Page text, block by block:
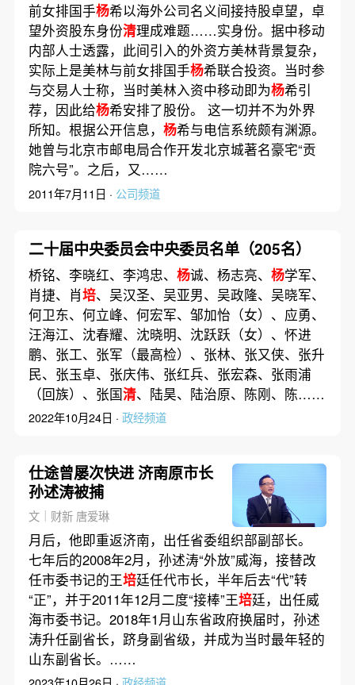
前女排国手杨希以海外公司名义间接持股卓望，卓
望外资股东身份清理成难题……实身份。据中移动
内部人士透露，此间引入的外资方美林背景复杂，
实际上是美林与前女排国手杨希联合投资。当时参
与交易人士称，当时美林入资中移动即为杨希引
荐，因此给杨希安排了股份。 这一切并不为外界
所知。根据公开信息， 杨希与电信系统颇有渊源。
她曾与北京市邮电局合作开发北京城著名豪宅“贡
院六号”。之后，又……
2011年7月11日 · 公司频道
二十届中央委员会中央委员名单（205名）
桥铭、李晓红、李鸿忠、 杨诚、杨志亮、 杨学军、
肖捷、肖培、吴汉圣、吴亚男、吴政隆、吴晓军、
何卫东、何立峰、何宏军、邹加怡（女）、应勇、
汪海江、沈春耀、沈晓明、沈跃跃（女）、怀进
鹏、张工、张军（最高检）、张林、张又侠、张升
民、张玉卓、张庆伟、张红兵、张宏森、张雨浦
（回族）、张国清、陆昊、陆治原、陈刚、陈……
2022年10月24日 · 政经频道
仕途曾屡次快进 济南原市长
孙述涛被捕
文｜财新 唐爱琳
月后，他即重返济南，出任省委组织部副部长。
七年后的2008年2月，孙述涛“外放”威海，接替改
任市委书记的王培廷任代市长，半年后去“代”转
“正”，并于2011年12月二度“接棒”王培廷，出任威
海市委书记。2018年1月山东省政府换届时，孙述
涛升任副省长，跻身副省级，并成为当时最年轻的
山东副省长。……